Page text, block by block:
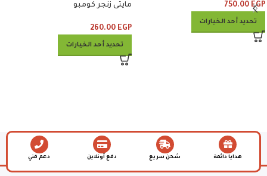
750.00 EGP
تحديد أحد الخيارات
مايتى زنجر كومبو
260.00 EGP
تحديد أحد الخيارات
هدايا دائمة شحن سريع دفع أونلاين دعم فني